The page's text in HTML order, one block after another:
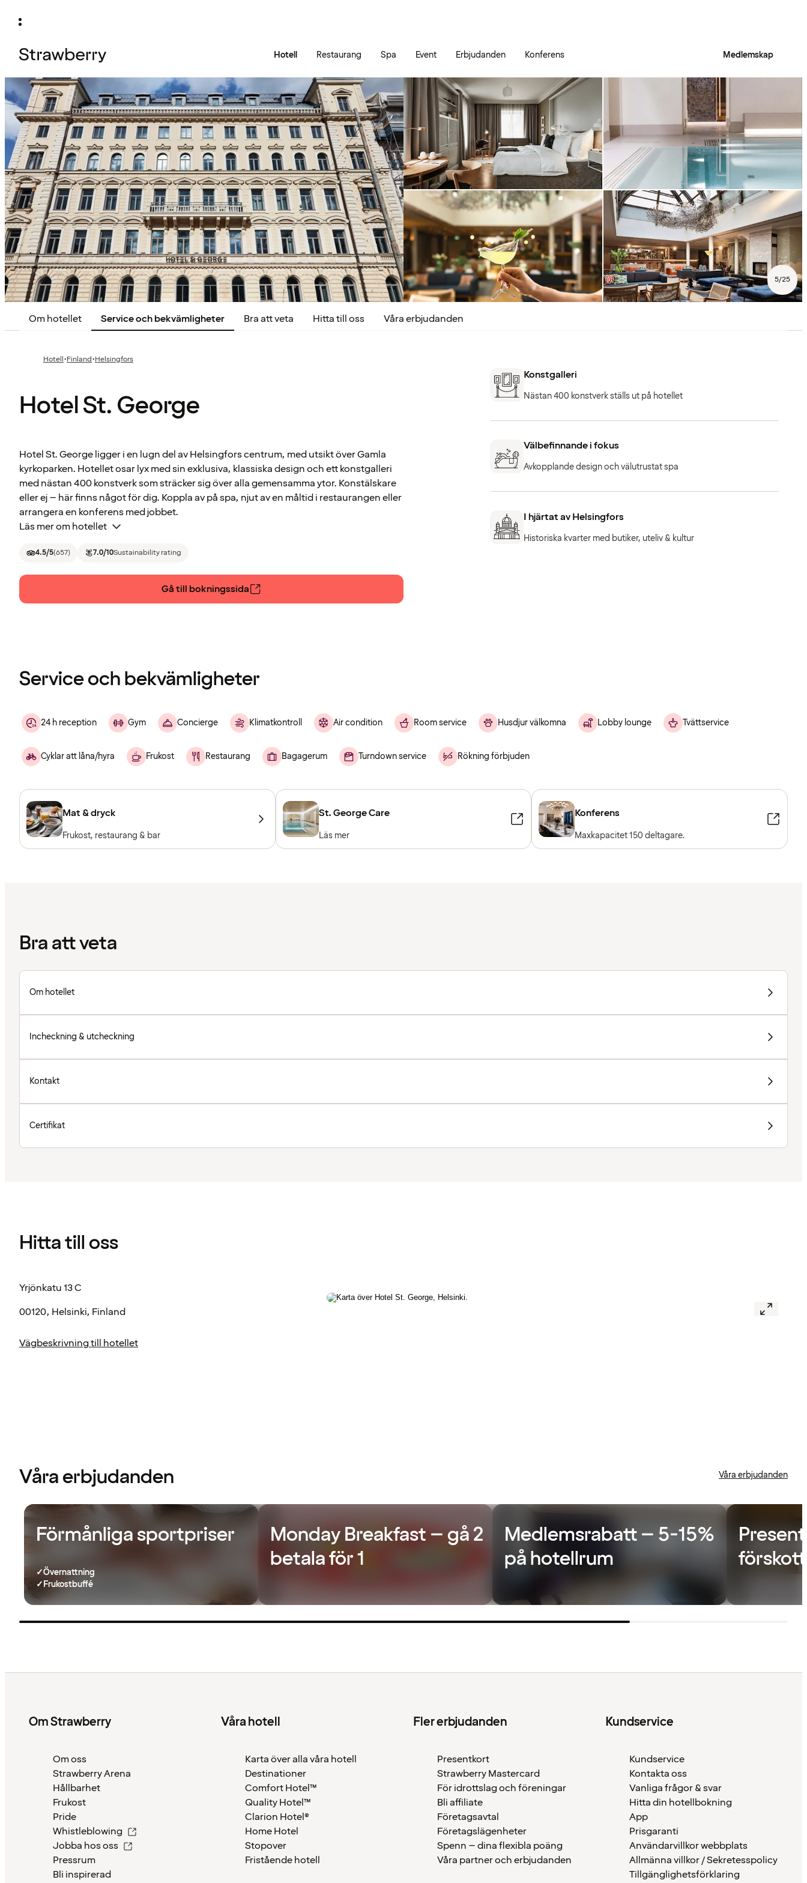
Hotell Restaurang Spa Event Erbjudanden Konferens Medlemskap
5/25
Om hotellet Service och bekvämligheter Bra att veta Hitta till oss Våra erbjudanden
Hotell·Finland·Helsingfors
Hotel St. George
Hotel St. George ligger i en lugn del av Helsingfors centrum, med utsikt över Gamla
kyrkoparken. Hotellet osar lyx med sin exklusiva, klassiska design och ett konstgalleri
med nästan 400 konstverk som sträcker sig över alla gemensamma ytor. Konstälskare
eller ej – här finns något för dig. Koppla av på spa, njut av en måltid i restaurangen eller
arrangera en konferens med jobbet.
Läs mer om hotellet
4.5/5(657) 7.0/10Sustainability rating
Gå till bokningssida
Konstgalleri
Nästan 400 konstverk ställs ut på hotellet
Välbefinnande i fokus
Avkopplande design och välutrustat spa
I hjärtat av Helsingfors
Historiska kvarter med butiker, uteliv & kultur
Service och bekvämligheter
24 h reception Gym Concierge Klimatkontroll Air condition Room service Husdjur välkomna Lobby lounge Tvättservice
Cyklar att låna/hyra Frukost Restaurang Bagagerum Turndown service Rökning förbjuden
Mat & dryck
Frukost, restaurang & bar
St. George Care
Läs mer
Konferens
Maxkapacitet 150 deltagare.
Bra att veta
Om hotellet
Incheckning & utcheckning
Kontakt
Certifikat
Hitta till oss
Yrjönkatu 13 C
00120, Helsinki, Finland
Vägbeskrivning till hotellet
Våra erbjudanden Våra erbjudanden
Förmånliga sportpriser
✓Övernattning
✓Frukostbuffé
Monday Breakfast – gå 2
betala för 1
Medlemsrabatt – 5-15%
på hotellrum
förskott
Om Strawberry
Om oss
Strawberry Arena
Hållbarhet
Frukost
Pride
Whistleblowing
Jobba hos oss
Pressrum
Bli inspirerad
Våra hotell
Karta över alla våra hotell
Destinationer
Comfort Hotel™
Quality Hotel™
Clarion Hotel®
Home Hotel
Stopover
Fristående hotell
Fler erbjudanden
Presentkort
Strawberry Mastercard
För idrottslag och föreningar
Bli affiliate
Företagsavtal
Företagslägenheter
Spenn – dina flexibla poäng
Våra partner och erbjudanden
Kundservice
Kundservice
Kontakta oss
Vanliga frågor & svar
Hitta din hotellbokning
App
Prisgaranti
Användarvillkor webbplats
Allmänna villkor / Sekretesspolicy
Tillgänglighetsförklaring